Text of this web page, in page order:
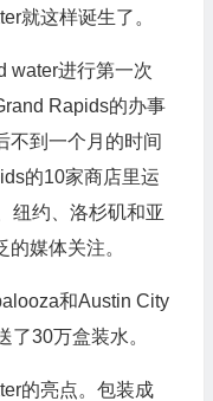
就这样诞生了。
water进行第一次
Rapids的办事
不到一个月的时间
的10家商店里运
纽约、洛杉矶和亚
媒体关注。
和Austin City
了30万盒装水。
的亮点。包装成